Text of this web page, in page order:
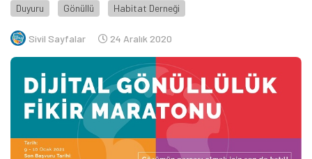
Duyuru Gönüllü Habitat Derneği
Sivil Sayfalar 24 Aralık 2020